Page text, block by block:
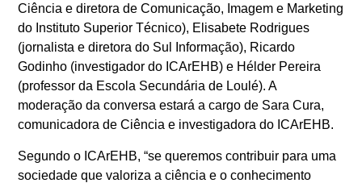
Ciência e diretora de Comunicação, Imagem e Marketing
do Instituto Superior Técnico), Elisabete Rodrigues
(jornalista e diretora do Sul Informação), Ricardo
Godinho (investigador do ICArEHB) e Hélder Pereira
(professor da Escola Secundária de Loulé). A
moderação da conversa estará a cargo de Sara Cura,
comunicadora de Ciência e investigadora do ICArEHB.
Segundo o ICArEHB, “se queremos contribuir para uma
sociedade que valoriza a ciência e o conhecimento